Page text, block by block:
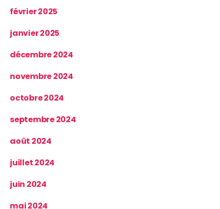
février 2025
janvier 2025
décembre 2024
novembre 2024
octobre 2024
septembre 2024
août 2024
juillet 2024
juin 2024
mai 2024